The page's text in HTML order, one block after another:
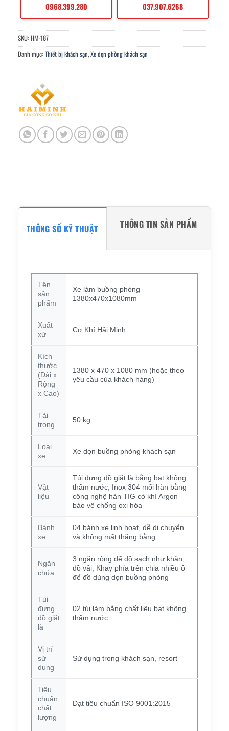
0968.399.280 037.907.6268
SKU: HM-187
Danh mục: Thiết bị khách sạn,Xe dọn phòng khách sạn
THÔNG SỐ KỸ THUẬT THÔNG TIN SẢN PHẨM
Tên
sản
phẩm
Xe làm buồng phòng
1380x470x1080mm
Xuất
xứ
Cơ Khí Hải Minh
Kích
thước
(Dài x
Rộng
x Cao)
1380 x 470 x 1080 mm (hoặc theo
yêu cầu của khách hàng)
Tải
trọng
50 kg
Loại
xe
Xe dọn buồng phòng khách sạn
Vật
liệu
Túi đựng đồ giặt là bằng bạt không
thấm nước; Inox 304 mối hàn bằng
công nghệ hàn TIG có khí Argon
bảo vệ chống oxi hóa
Bánh
xe
04 bánh xe linh hoạt, dễ di chuyển
và không mất thăng bằng
Ngăn
chứa
3 ngăn rộng để đồ sạch như khăn,
đồ vải; Khay phía trên chia nhiều ô
để đồ dùng dọn buồng phòng
Túi
đựng
đồ giặt
là
02 túi làm bằng chất liệu bạt không
thấm nước
Vị trí
sử
dụng
Sử dụng trong khách sạn, resort
Tiêu
chuẩn
chất
lượng
Đạt tiêu chuẩn ISO 9001:2015